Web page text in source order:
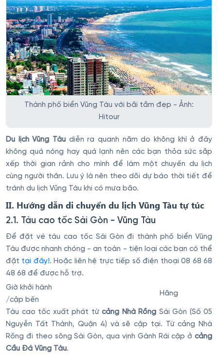
Thành phố biển Vũng Tàu với bãi tắm đẹp - Ảnh:
Hitour
Du lịch Vũng Tàu diễn ra quanh năm do không khí ở đây
không quá nóng hay quá lạnh nên các bạn thỏa sức sắp
xếp thời gian rảnh cho mình để làm một chuyến du lịch
cùng người thân. Lưu ý là nên theo dõi dự báo thời tiết để
tránh du lịch Vũng Tàu khi có mưa bão.
II. Hướng dẫn di chuyển du lịch Vũng Tàu tự túc
2.1. Tàu cao tốc Sài Gòn - Vũng Tàu
Để đặt vé tàu cao tốc Sài Gòn đi thành phố biển Vũng
Tàu được nhanh chóng - an toàn - tiện loại các bạn có thể
đặt tại đây!. Hoặc liên hệ trực tiếp số điện thoại 08 68 68
48 68 để được hỗ trợ.
Giờ khởi hành
/cập bến
Hãng
Tàu cao tốc xuất phát từ cảng Nhà Rồng Sài Gòn (Số 05
Nguyễn Tất Thành, Quận 4) và sẽ cập tại. Từ cảng Nhà
Rồng đi theo sông Sài Gòn, qua vịnh Gành Rái cập ở cảng
Cầu Đá Vũng Tàu.